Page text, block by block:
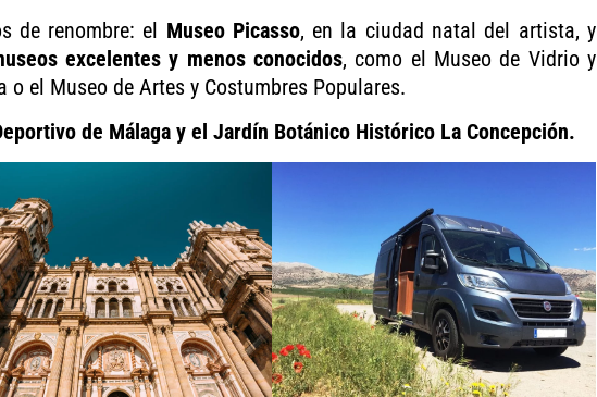
de renombre: el Museo Picasso, en la ciudad natal del artista, y
excelentes y menos conocidos, como el Museo de Vidrio y
el Museo de Artes y Costumbres Populares.
de Málaga y el Jardín Botánico Histórico La Concepción.